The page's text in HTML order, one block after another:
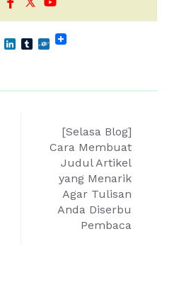
RedditLinkedIn
Tumblr
Folkd
[Selasa Blog]
Cara Membuat
Judul Artikel
yang Menarik
Agar Tulisan
Anda Diserbu
Pembaca